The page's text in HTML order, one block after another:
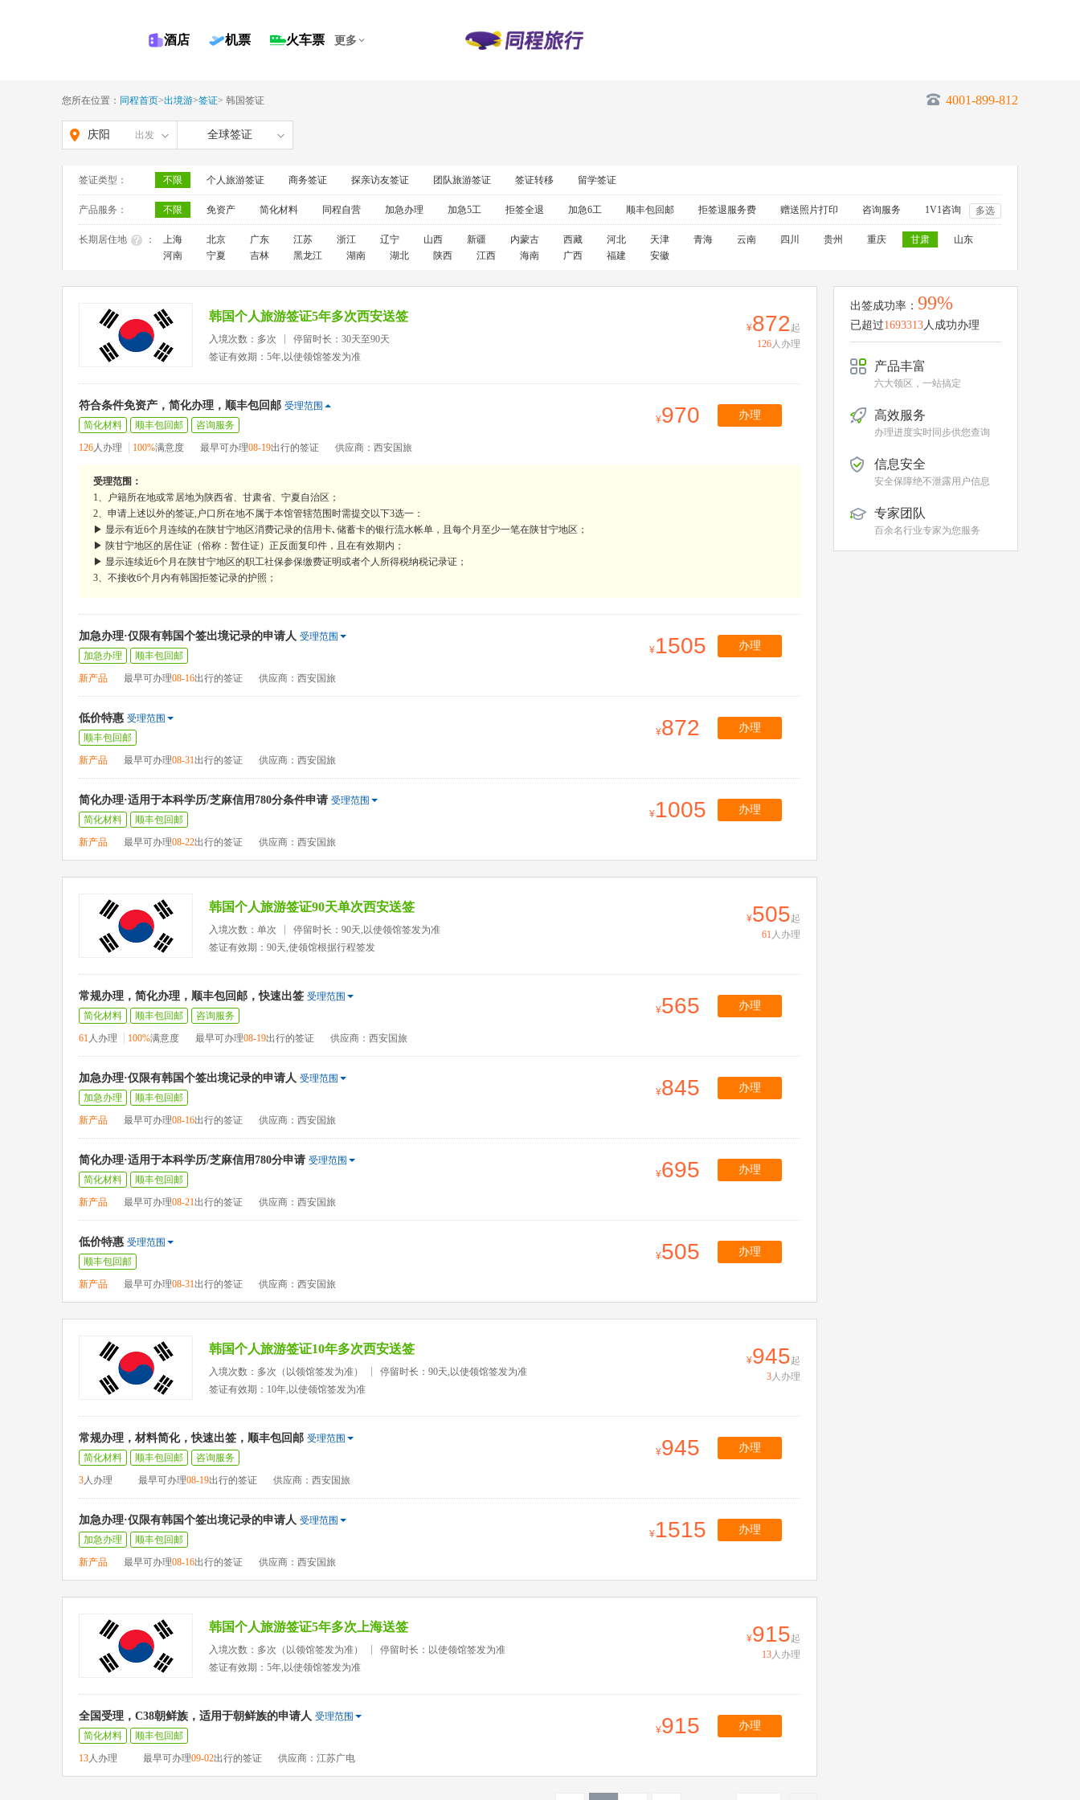
酒店 机票 火车票 更多
您所在位置： 同程首页>出境游>签证> 韩国签证 4001-899-812
庆阳 出发 全球签证
签证类型： 不限 个人旅游签证 商务签证 探亲访友签证 团队旅游签证 签证转移 留学签证
产品服务： 不限 免资产 简化材料 同程自营 加急办理 加急5工 拒签全退 加急6工 顺丰包回邮 拒签退服务费 赠送照片打印 咨询服务 1V1咨询 多选
长期居住地 ： 上海 北京 广东 江苏 浙江 辽宁 山西 新疆 内蒙古 西藏 河北 天津 青海 云南 四川 贵州 重庆 甘肃
山东
河南
宁夏 吉林 黑龙江 湖南 湖北 陕西 江西 海南 广西 福建 安徽
韩国个人旅游签证5年多次西安送签
入境次数：多次
停留时长：30天至90天
签证有效期：5年,以使领馆签发为准
872起
126人办理
符合条件免资产，简化办理，顺丰包回邮 受理范围
简化材料
顺丰包回邮
咨询服务
126人办理 100%满意度 最早可办理08-19出行的签证 供应商：西安国旅
970 办理
受理范围：
1、户籍所在地或常居地为陕西省、甘肃省、宁夏自治区；
2、申请上述以外的签证,户口所在地不属于本馆管辖范围时需提交以下3选一：
▶ 显示有近6个月连续的在陕甘宁地区消费记录的信用卡､储蓄卡的银行流水帐单，且每个月至少一笔在陕甘宁地区；
▶ 陕甘宁地区的居住证（俗称：暂住证）正反面复印件，且在有效期内；
▶ 显示连续近6个月在陕甘宁地区的职工社保参保缴费证明或者个人所得税纳税记录证；
3、不接收6个月内有韩国拒签记录的护照；
加急办理·仅限有韩国个签出境记录的申请人 受理范围
加急办理
顺丰包回邮
新产品
最早可办理08-16出行的签证 供应商：西安国旅
1505 办理
低价特惠 受理范围
顺丰包回邮
新产品
最早可办理08-31出行的签证 供应商：西安国旅
872 办理
简化办理·适用于本科学历/芝麻信用780分条件申请 受理范围
简化材料
顺丰包回邮
新产品
最早可办理08-22出行的签证 供应商：西安国旅
1005 办理
韩国个人旅游签证90天单次西安送签
入境次数：单次
停留时长：90天,以使领馆签发为准
签证有效期：90天,使领馆根据行程签发
505起
61 人办理
常规办理，简化办理，顺丰包回邮，快速出签 受理范围
简化材料
顺丰包回邮
咨询服务
61人办理 100%满意度 最早可办理08-19出行的签证 供应商：西安国旅
565 办理
加急办理·仅限有韩国个签出境记录的申请人 受理范围
加急办理
顺丰包回邮
新产品
最早可办理08-16出行的签证 供应商：西安国旅
845 办理
简化办理·适用于本科学历/芝麻信用780分申请 受理范围
简化材料
顺丰包回邮
新产品
最早可办理08-21出行的签证 供应商：西安国旅
695 办理
低价特惠 受理范围
顺丰包回邮
新产品
最早可办理08-31出行的签证 供应商：西安国旅
505 办理
韩国个人旅游签证10年多次西安送签
入境次数：多次（以领馆签发为准）
停留时长：90天,以使领馆签发为准
签证有效期：10年,以使领馆签发为准
945起
3人办理
常规办理，材料简化，快速出签，顺丰包回邮 受理范围
简化材料
顺丰包回邮
咨询服务
3人办理 最早可办理08-19出行的签证 供应商：西安国旅
945 办理
加急办理·仅限有韩国个签出境记录的申请人 受理范围
加急办理
顺丰包回邮
新产品
最早可办理08-16出行的签证 供应商：西安国旅
1515 办理
韩国个人旅游签证5年多次上海送签
入境次数：多次（以领馆签发为准）
停留时长：以使领馆签发为准
签证有效期：5年,以使领馆签发为准
915起
13人办理
全国受理，C38朝鲜族，适用于朝鲜族的申请人 受理范围
简化材料
顺丰包回邮
13人办理 最早可办理09-02出行的签证 供应商：江苏广电
915 办理
出签成功率： 99%
已超过1693313人成功办理
产品丰富
六大领区，一站搞定
高效服务
办理进度实时同步供您查询
信息安全
安全保障绝不泄露用户信息
专家团队
百余名行业专家为您服务